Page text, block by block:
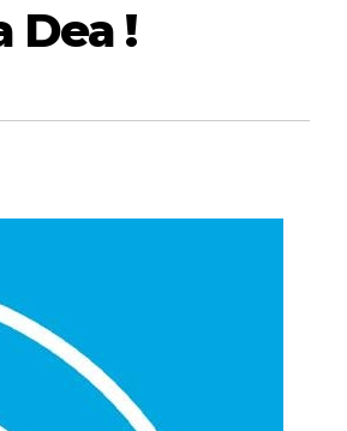
Dea !